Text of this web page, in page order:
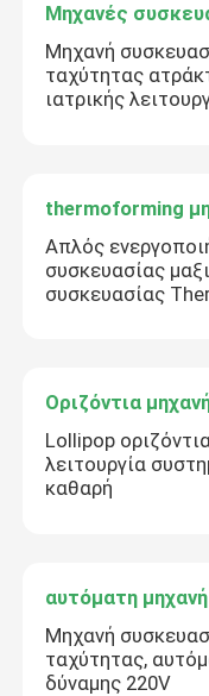
Μηχανές
Μηχανή
ταχύτητας
ιατρικής
thermoforming
Απλός
συσκευασίας
συσκευασίας
Οριζόντια
Lollipop
λειτουργία
καθαρή
αυτόματη
Μηχανή
ταχύτητας,
δύναμης 220V